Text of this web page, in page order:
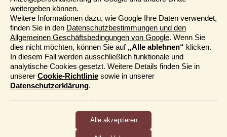
Informationstage
Unser Belgischer Partner
Unser Niederländischer Partner
Sitemap
Cookie-Richtlinie
Mehr entdecken
Für unseren Newsletter eintragen
weitergeben können.
Weitere Informationen dazu, wie Google Ihre Daten verwendet,
finden Sie in den Datenschutzbestimmungen und den
Allgemeinen Geschäftsbedingungen von Google. Wenn Sie
dies nicht möchten, können Sie auf „Alle ablehnen“ klicken.
In diesem Fall werden ausschließlich funktionale und
analytische Cookies gesetzt. Weitere Details finden Sie in
unserer Cookie-Richtlinie sowie in unserer
Datenschutzerklärung.
Cookies, die das ordnungsgemäße Funktionieren der Website
sicherstellen, sowie Cookies, die uns ermöglichen, die
Nutzung der Website anonym zu messen.